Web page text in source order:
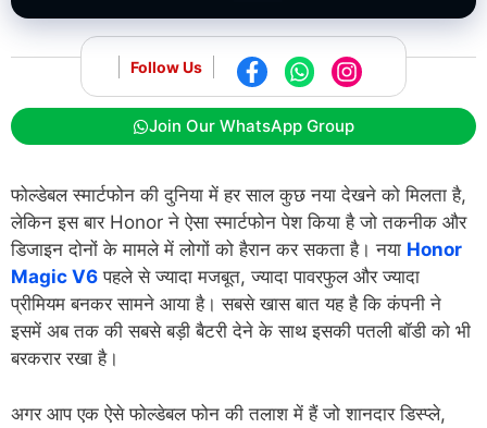
Follow Us
Join Our WhatsApp Group
फोल्डेबल स्मार्टफोन की दुनिया में हर साल कुछ नया देखने को मिलता है,
लेकिन इस बार Honor ने ऐसा स्मार्टफोन पेश किया है जो तकनीक और
डिजाइन दोनों के मामले में लोगों को हैरान कर सकता है। नया Honor
Magic V6 पहले से ज्यादा मजबूत, ज्यादा पावरफुल और ज्यादा
प्रीमियम बनकर सामने आया है। सबसे खास बात यह है कि कंपनी ने
इसमें अब तक की सबसे बड़ी बैटरी देने के साथ इसकी पतली बॉडी को भी
बरकरार रखा है।
अगर आप एक ऐसे फोल्डेबल फोन की तलाश में हैं जो शानदार डिस्प्ले,